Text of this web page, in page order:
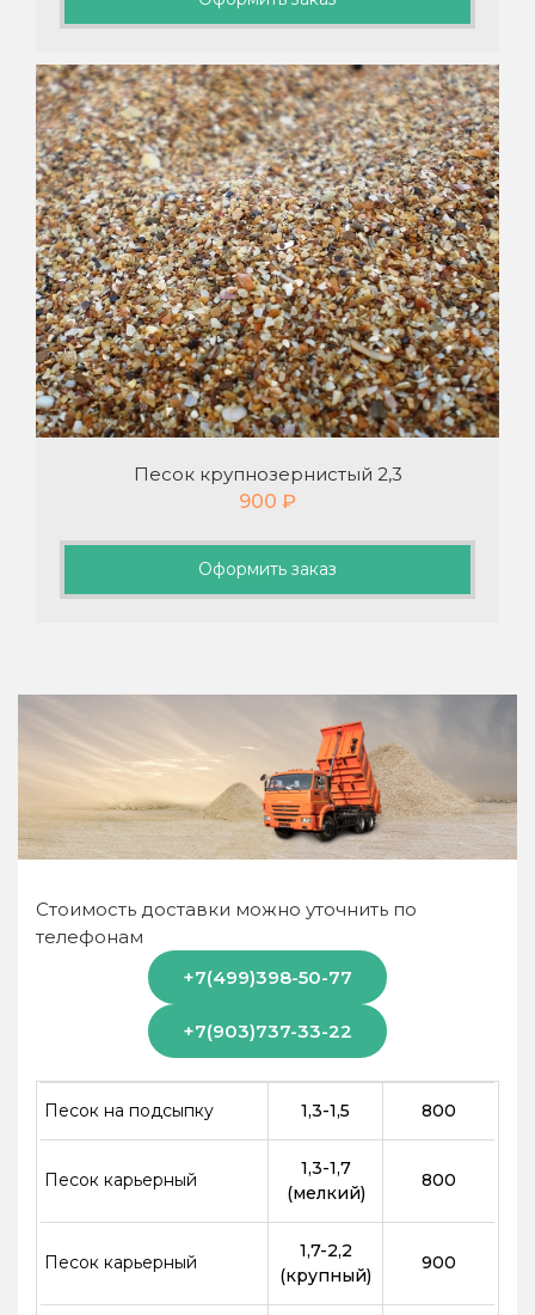
Песок крупнозернистый 2,3
900 ₽
Оформить заказ
Стоимость доставки можно уточнить по
телефонам
+7(499)398-50-77
+7(903)737-33-22
Песок на подсыпку 1,3-1,5 800
Песок карьерный
1,3-1,7
(мелкий)
800
Песок карьерный
1,7-2,2
(крупный)
900